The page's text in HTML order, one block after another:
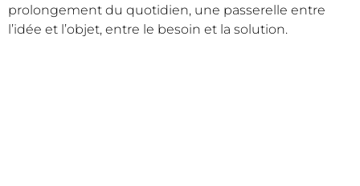
prolongement du quotidien, une passerelle entre
l’idée et l’objet, entre le besoin et la solution.